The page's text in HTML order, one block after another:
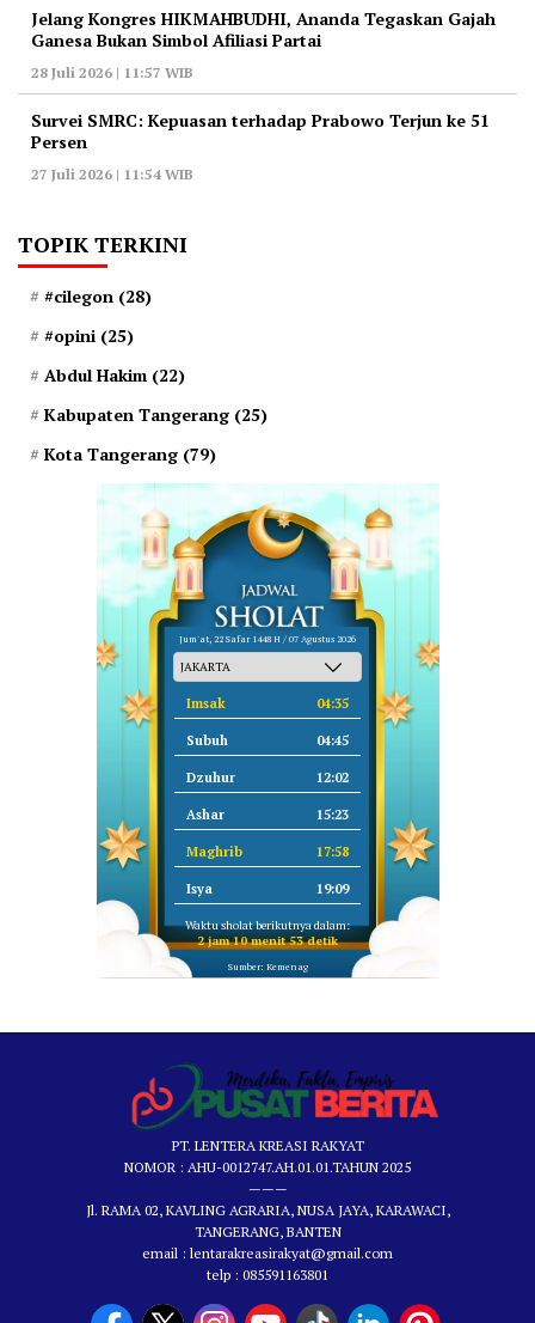
‎Jelang Kongres HIKMAHBUDHI, Ananda Tegaskan Gajah
Ganesa Bukan Simbol Afiliasi Partai
28 Juli 2026 | 11:57 WIB
‎Survei SMRC: Kepuasan terhadap Prabowo Terjun ke 51
Persen
27 Juli 2026 | 11:54 WIB
TOPIK TERKINI
#cilegon (28)
#opini (25)
Abdul Hakim (22)
Kabupaten Tangerang (25)
Kota Tangerang (79)
Jum'at, 22 Safar 1448 H / 07 Agustus 2026
Imsak 04:35
Subuh 04:45
Dzuhur 12:02
Ashar 15:23
Maghrib 17:58
Isya 19:09
Waktu sholat berikutnya dalam:
2 jam 10 menit 52 detik
Sumber: Kemenag
PT. LENTERA KREASI RAKYAT
NOMOR : AHU-0012747.AH.01.01.TAHUN 2025
———
Jl. RAMA 02, KAVLING AGRARIA, NUSA JAYA, KARAWACI,
TANGERANG, BANTEN
email : lentarakreasirakyat@gmail.com
telp : 085591163801